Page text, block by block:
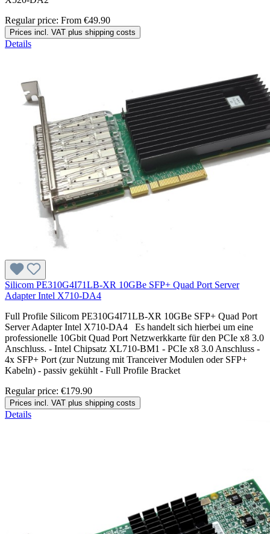
Regular price: From €49.90
Prices incl. VAT plus shipping costs
Details
Silicom PE310G4I71LB-XR 10GBe SFP+ Quad Port Server
Adapter Intel X710-DA4
Full Profile Silicom PE310G4I71LB-XR 10GBe SFP+ Quad Port
Server Adapter Intel X710-DA4 Es handelt sich hierbei um eine
professionelle 10Gbit Quad Port Netzwerkkarte für den PCIe x8 3.0
Anschluss. - Intel Chipsatz XL710-BM1 - PCIe x8 3.0 Anschluss -
4x SFP+ Port (zur Nutzung mit Tranceiver Modulen oder SFP+
Kabeln) - passiv gekühlt - Full Profile Bracket
Regular price: €179.90
Prices incl. VAT plus shipping costs
Details